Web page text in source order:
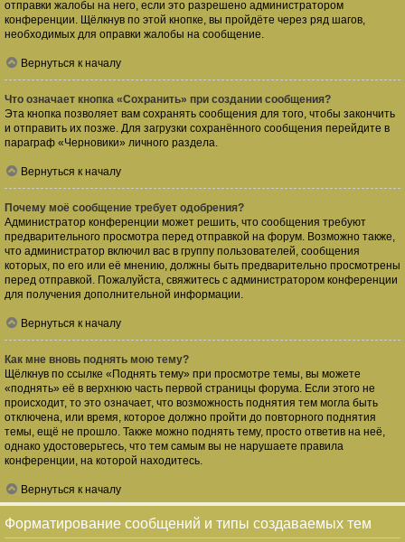
отправки жалобы на него, если это разрешено администратором
конференции. Щёлкнув по этой кнопке, вы пройдёте через ряд шагов,
необходимых для оправки жалобы на сообщение.
Вернуться к началу
Что означает кнопка «Сохранить» при создании сообщения?
Эта кнопка позволяет вам сохранять сообщения для того, чтобы закончить
и отправить их позже. Для загрузки сохранённого сообщения перейдите в
параграф «Черновики» личного раздела.
Вернуться к началу
Почему моё сообщение требует одобрения?
Администратор конференции может решить, что сообщения требуют
предварительного просмотра перед отправкой на форум. Возможно также,
что администратор включил вас в группу пользователей, сообщения
которых, по его или её мнению, должны быть предварительно просмотрены
перед отправкой. Пожалуйста, свяжитесь с администратором конференции
для получения дополнительной информации.
Вернуться к началу
Как мне вновь поднять мою тему?
Щёлкнув по ссылке «Поднять тему» при просмотре темы, вы можете
«поднять» её в верхнюю часть первой страницы форума. Если этого не
происходит, то это означает, что возможность поднятия тем могла быть
отключена, или время, которое должно пройти до повторного поднятия
темы, ещё не прошло. Также можно поднять тему, просто ответив на неё,
однако удостоверьтесь, что тем самым вы не нарушаете правила
конференции, на которой находитесь.
Вернуться к началу
Форматирование сообщений и типы создаваемых тем